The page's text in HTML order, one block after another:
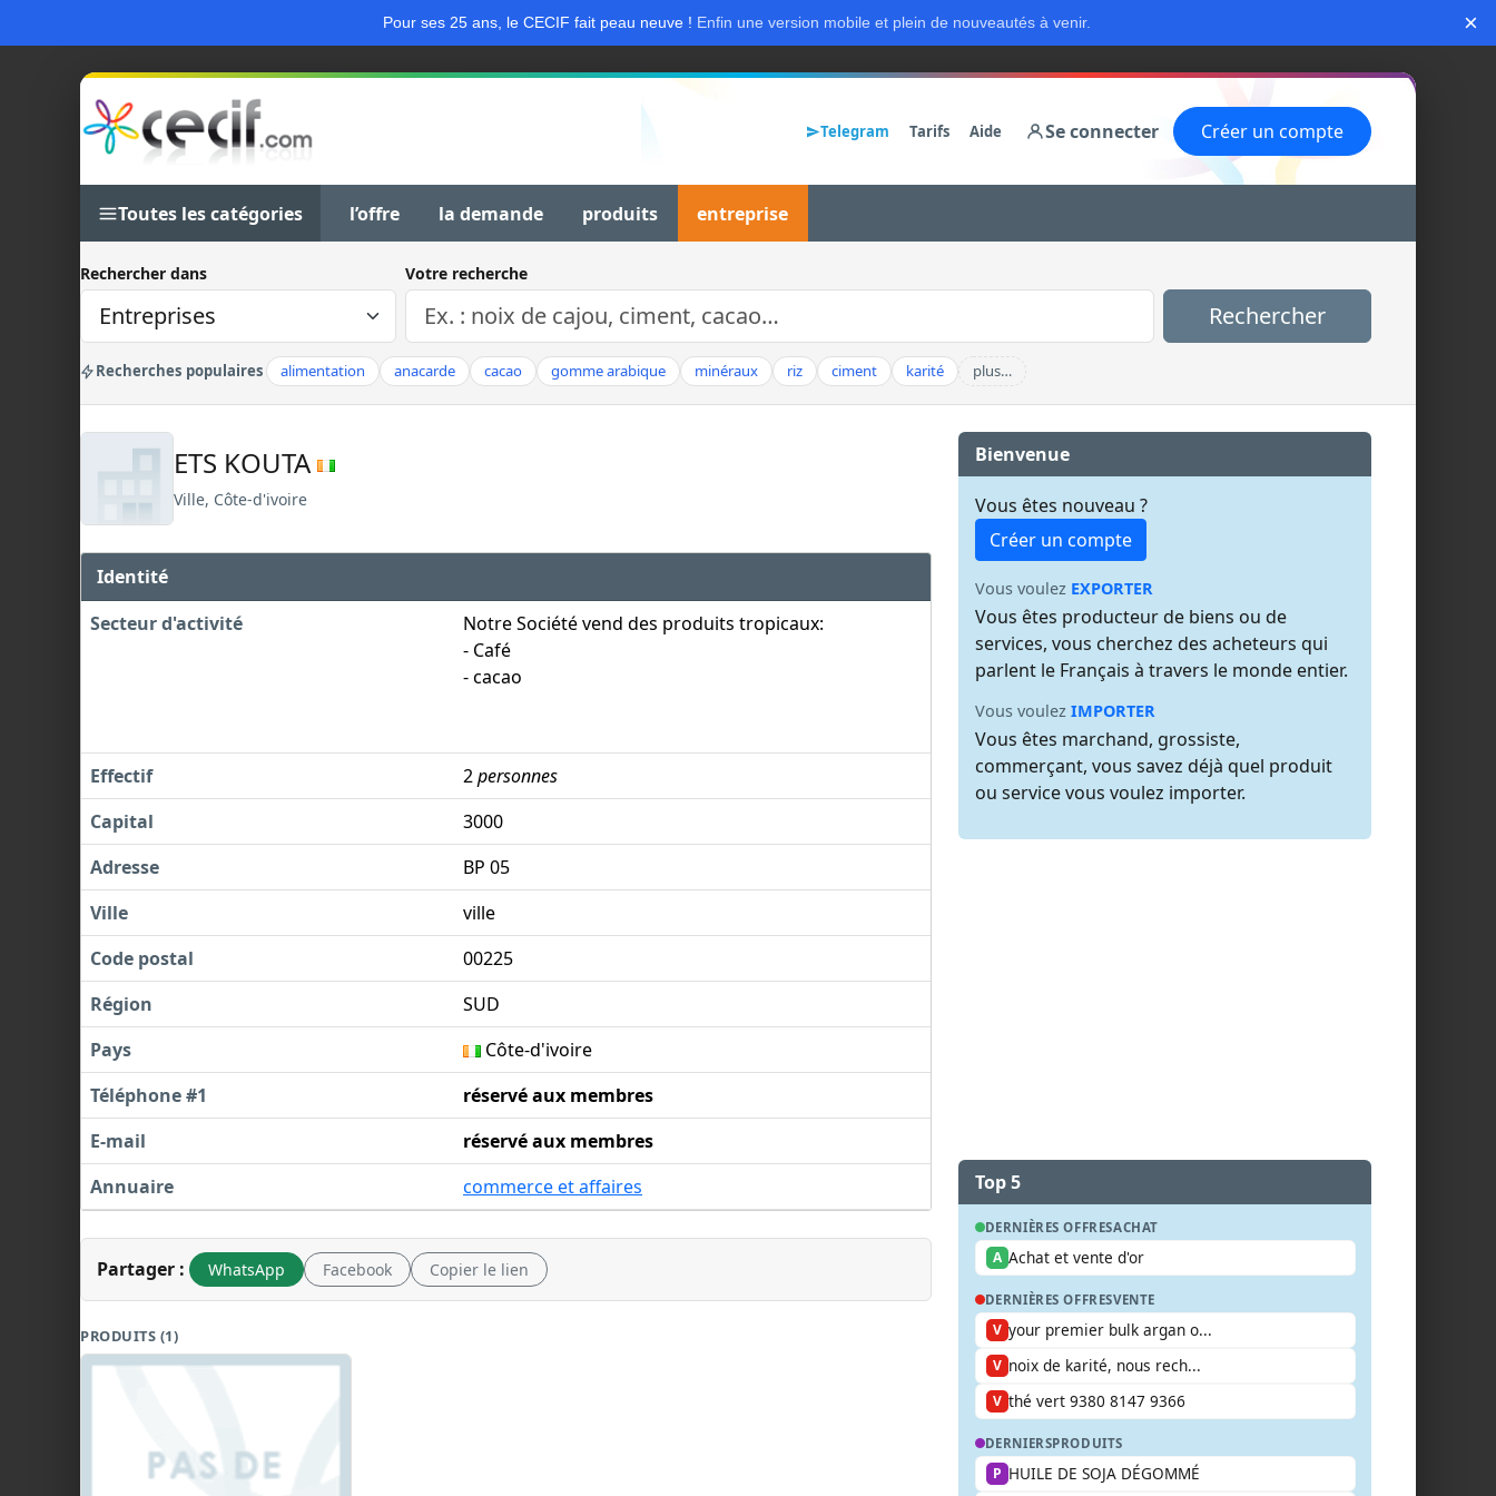
Pour ses 25 ans, le CECIF fait peau neuve ! Enfin une version mobile et plein de nouveautés à venir. ×
Telegram Tarifs Aide Se connecter Créer un compte
Toutes les catégories l’offre la demande produits entreprise
Rechercher dans Votre recherche
Rechercher
Recherches populaires alimentation anacarde cacao gomme arabique minéraux riz ciment karité plus…
ETS KOUTA
Ville, Côte-d'ivoire
Identité
Secteur d'activité
Notre Société vend des produits tropicaux:
- Café
- cacao
Effectif 2personnes
Capital
3000
Adresse
BP 05
Ville
ville
Code postal
00225
Région
SUD
Pays
Côte-d'ivoire
Téléphone #1
réservé aux membres
E-mail
réservé aux membres
Annuaire
commerce et affaires
Partager : WhatsApp Facebook Copier le lien
PRODUITS (1)
Bienvenue
Vous êtes nouveau ?
Créer un compte
Vous voulez EXPORTER
Vous êtes producteur de biens ou de
services, vous cherchez des acheteurs qui
parlent le Français à travers le monde entier.
Vous voulez IMPORTER
Vous êtes marchand, grossiste,
commerçant, vous savez déjà quel produit
ou service vous voulez importer.
Top 5
DERNIÈRES OFFRESACHAT
A Achat et vente d'or
DERNIÈRES OFFRESVENTE
V your premier bulk argan o...
V noix de karité, nous rech...
V thé vert 9380 8147 9366
DERNIERSPRODUITS
P HUILE DE SOJA DÉGOMMÉ